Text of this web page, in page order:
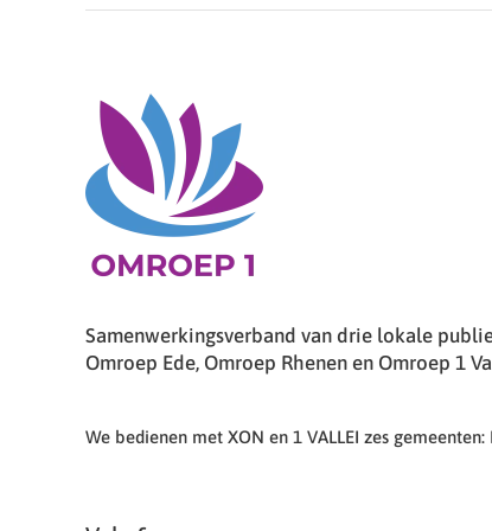
Samenwerkingsverband van drie lokale
Omroep Ede, Omroep Rhenen en Omroep 1
We bedienen met XON en 1 VALLEI zes